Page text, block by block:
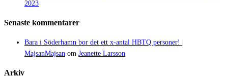
2023
Senaste kommentarer
Bara i Söderhamn bor det ett x-antal HBTQ personer! |
MajsanMajsan om Jeanette Larsson
Arkiv